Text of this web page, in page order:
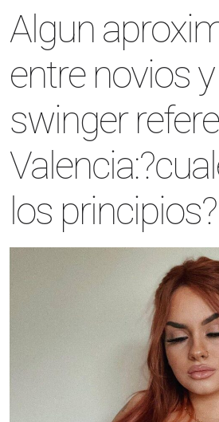
Algun
entre novios
swinger
los principios?